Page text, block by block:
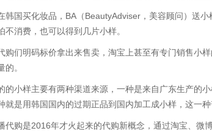
韩国买化妆品，BA（BeautyAdviser，美容顾问）送
不消费，也可以得到几片小样。
购们明码标价拿出来售卖，淘宝上甚至有专门销售小
的。
的小样主要有两种渠道来源，一种是来自广东生产的
就是用韩国国内的过期正品到国内加工成小样，这一种
代购是2016年才火起来的代购新概念，通过淘宝、微